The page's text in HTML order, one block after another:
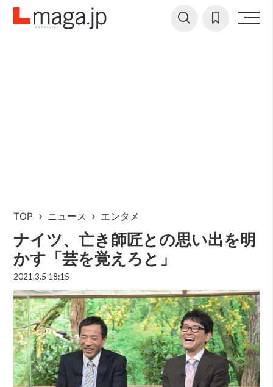
TOP ニュース エンタメ
ナイツ、亡き師匠との思い出を明
かす「芸を覚えろと」
2021.3.5 18:15